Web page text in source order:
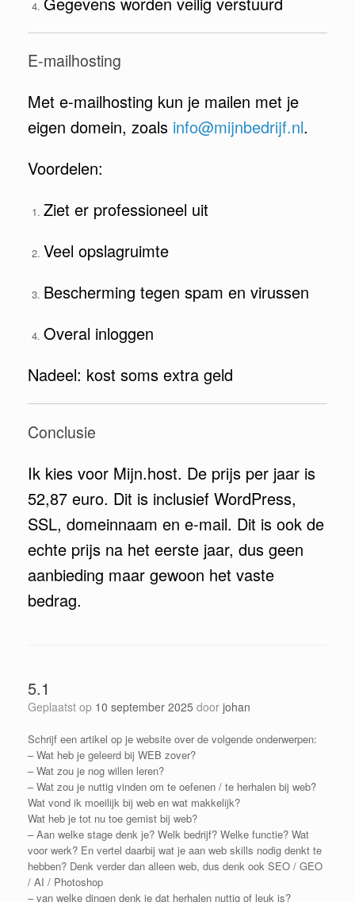
E-mailhosting
Met e-mailhosting kun je mailen met je
eigen domein, zoals info@mijnbedrijf.nl.
Voordelen:
Ziet er professioneel uit
Veel opslagruimte
Bescherming tegen spam en virussen
Overal inloggen
Nadeel: kost soms extra geld
Conclusie
Ik kies voor Mijn.host. De prijs per jaar is
52,87 euro. Dit is inclusief WordPress,
SSL, domeinnaam en e-mail. Dit is ook de
echte prijs na het eerste jaar, dus geen
aanbieding maar gewoon het vaste
bedrag.
5.1
Geplaatst op 10 september 2025 door johan
Schrijf een artikel op je website over de volgende onderwerpen:
– Wat heb je geleerd bij WEB zover?
– Wat zou je nog willen leren?
– Wat zou je nuttig vinden om te oefenen / te herhalen bij web?
Wat vond ik moeilijk bij web en wat makkelijk?
Wat heb je tot nu toe gemist bij web?
– Aan welke stage denk je? Welk bedrijf? Welke functie? Wat
voor werk? En vertel daarbij wat je aan web skills nodig denkt te
hebben? Denk verder dan alleen web, dus denk ook SEO / GEO
/ AI / Photoshop
– van welke dingen denk je dat herhalen nuttig of leuk is?